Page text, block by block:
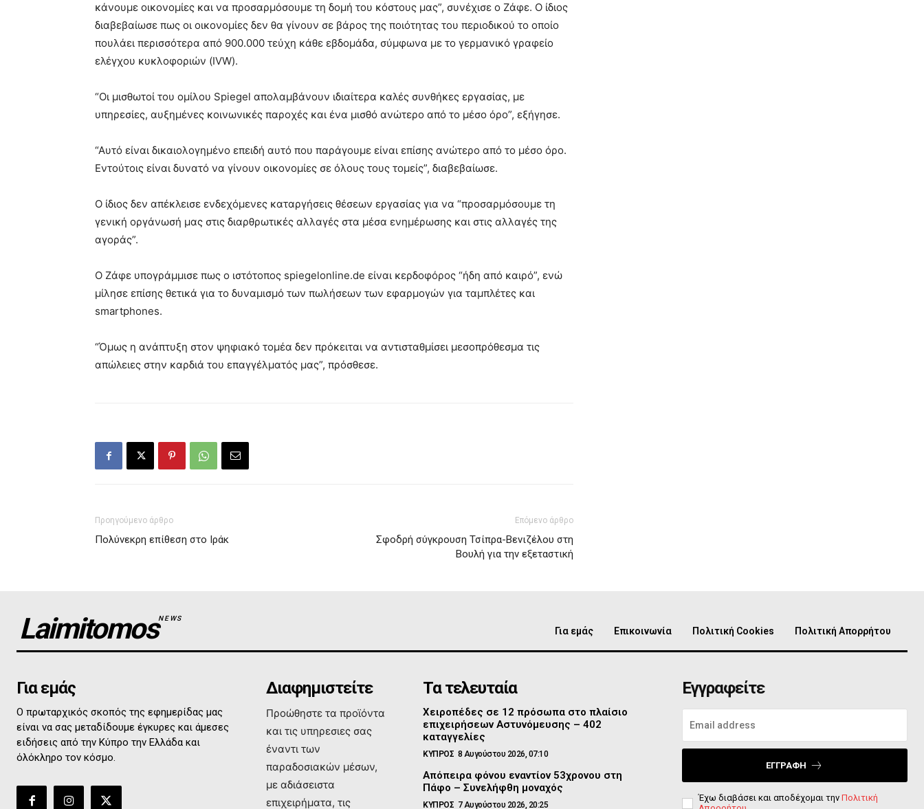
κάνουμε οικονομίες και να προσαρμόσουμε τη δομή του κόστους μας”, συνέχισε ο Ζάφε. Ο ίδιος
διαβεβαίωσε πως οι οικονομίες δεν θα γίνουν σε βάρος της ποιότητας του περιοδικού το οποίο
πουλάει περισσότερα από 900.000 τεύχη κάθε εβδομάδα, σύμφωνα με το γερμανικό γραφείο
ελέγχου κυκλοφοριών (IVW).
“Οι μισθωτοί του ομίλου Spiegel απολαμβάνουν ιδιαίτερα καλές συνθήκες εργασίας, με
υπηρεσίες, αυξημένες κοινωνικές παροχές και ένα μισθό ανώτερο από το μέσο όρο”, εξήγησε.
“Αυτό είναι δικαιολογημένο επειδή αυτό που παράγουμε είναι επίσης ανώτερο από το μέσο όρο.
Εντούτοις είναι δυνατό να γίνουν οικονομίες σε όλους τους τομείς”, διαβεβαίωσε.
Ο ίδιος δεν απέκλεισε ενδεχόμενες καταργήσεις θέσεων εργασίας για να “προσαρμόσουμε τη
γενική οργάνωσή μας στις διαρθρωτικές αλλαγές στα μέσα ενημέρωσης και στις αλλαγές της
αγοράς”.
Ο Ζάφε υπογράμμισε πως ο ιστότοπος spiegelonline.de είναι κερδοφόρος “ήδη από καιρό”, ενώ
μίλησε επίσης θετικά για το δυναμισμό των πωλήσεων των εφαρμογών για ταμπλέτες και
smartphones.
“Όμως η ανάπτυξη στον ψηφιακό τομέα δεν πρόκειται να αντισταθμίσει μεσοπρόθεσμα τις
απώλειες στην καρδιά του επαγγέλματός μας”, πρόσθεσε.
Προηγούμενο άρθρο
Πολύνεκρη επίθεση στο Ιράκ
Επόμενο άρθρο
Σφοδρή σύγκρουση Τσίπρα-Βενιζέλου στη
Βουλή για την εξεταστική
LaimitomosNEWS
Για εμάς Επικοινωνία Πολιτική Cookies Πολιτική Απορρήτου
Για εμάς
Ο πρωταρχικός σκοπός της εφημερίδας μας
είναι να σας μεταδίδουμε έγκυρες και άμεσες
ειδήσεις από την Κύπρο την Ελλάδα και
όλόκληρο τον κόσμο.
Διαφημιστείτε
Προώθηστε τα προϊόντα
και τις υπηρεσιες σας
έναντι των
παραδοσιακών μέσων,
με αδιάσειστα
επιχειρήματα, τις
Τα τελευταία
Χειροπέδες σε 12 πρόσωπα στο πλαίσιο
επιχειρήσεων Αστυνόμευσης – 402
καταγγελίες
ΚΥΠΡΟΣ 8 Αυγούστου 2026, 07:10
Απόπειρα φόνου εναντίον 53χρονου στη
Πάφο – Συνελήφθη μοναχός
ΚΥΠΡΟΣ 7 Αυγούστου 2026, 20:25
Εγγραφείτε
ΕΓΓΡΑΦΉ
Έχω διαβάσει και αποδέχομαι την Πολιτική